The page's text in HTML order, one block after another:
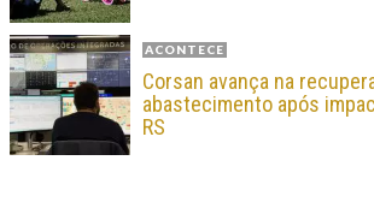
ACONTECE
Corsan avança na
abastecimento após
RS